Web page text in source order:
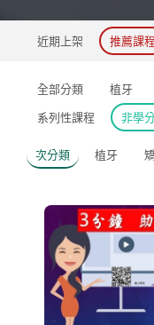
近期上架 推薦課程
全部分類 植牙
系列性課程
非學
次分類 植牙